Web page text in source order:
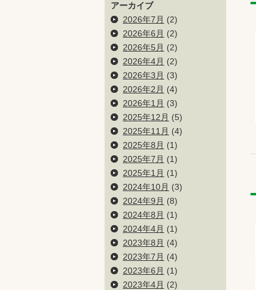
アーカイブ
2026年7月 (2)
2026年6月 (2)
2026年5月 (2)
2026年4月 (2)
2026年3月 (3)
2026年2月 (4)
2026年1月 (3)
2025年12月 (5)
2025年11月 (4)
2025年8月 (1)
2025年7月 (1)
2025年1月 (1)
2024年10月 (3)
2024年9月 (8)
2024年8月 (1)
2024年4月 (1)
2023年8月 (4)
2023年7月 (4)
2023年6月 (1)
2023年4月 (2)